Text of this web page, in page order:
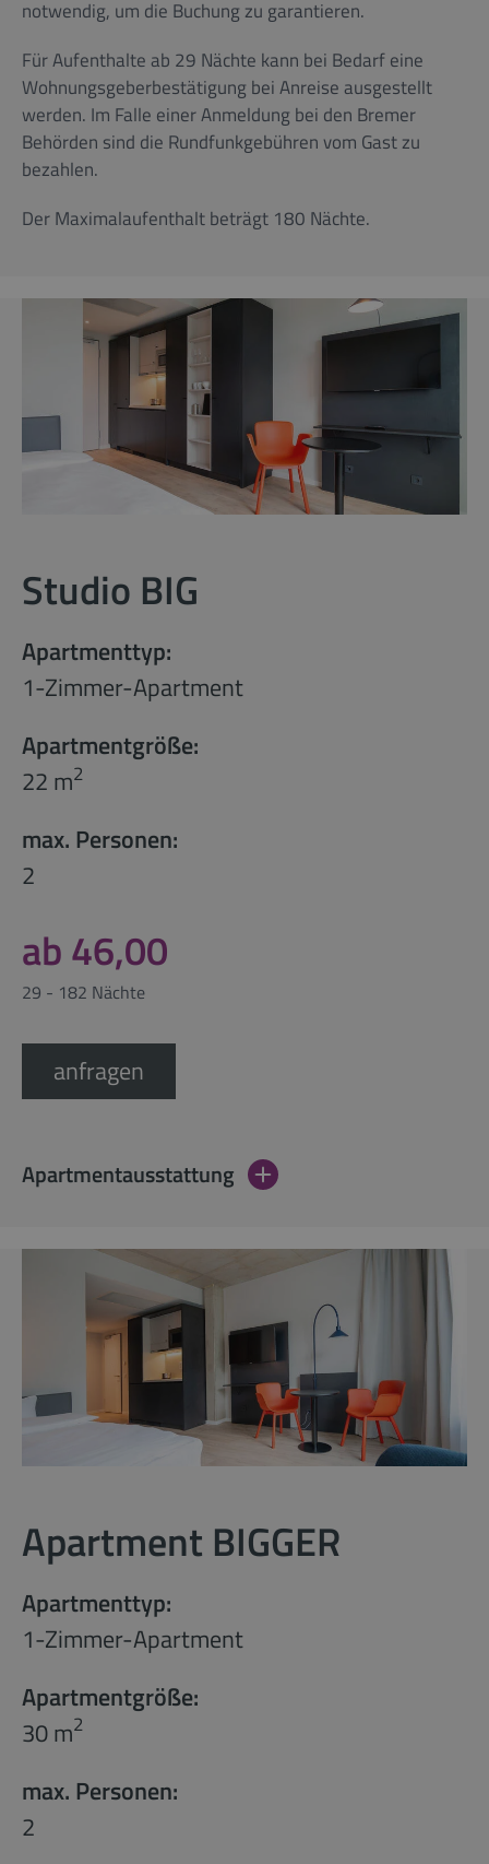
notwendig, um die Buchung zu garantieren.
Für Aufenthalte ab 29 Nächte kann bei Bedarf eine
Wohnungsgeberbestätigung bei Anreise ausgestellt
werden. Im Falle einer Anmeldung bei den Bremer
Behörden sind die Rundfunkgebühren vom Gast zu
bezahlen.
Der Maximalaufenthalt beträgt 180 Nächte.
Studio BIG
Apartmenttyp:
1-Zimmer-Apartment
Apartmentgröße:
22 m2
max. Personen:
2
ab 46,00
29 - 182 Nächte
anfragen
Apartmentausstattung
Apartment BIGGER
Apartmenttyp:
1-Zimmer-Apartment
Apartmentgröße:
30 m2
max. Personen:
2